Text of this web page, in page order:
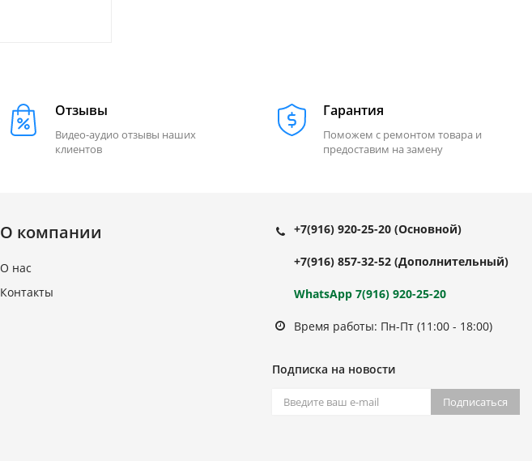
Отзывы
Видео-аудио отзывы наших
клиентов
Гарантия
Поможем с ремонтом товара и
предоставим на замену
О компании
О нас
Контакты
+7(916) 920-25-20 (Основной)
+7(916) 857-32-52 (Дополнительный)
WhatsApp 7(916) 920-25-20
Время работы: Пн-Пт (11:00 - 18:00)
Подписка на новости
Подписаться